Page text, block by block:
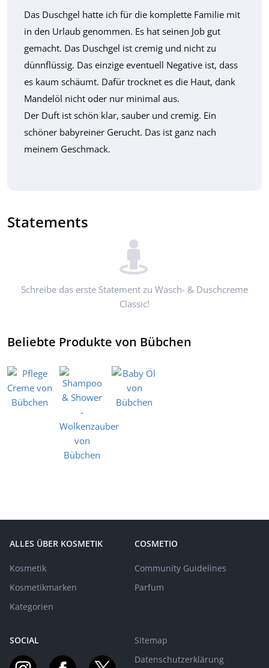
Das Duschgel hatte ich für die komplette Familie mit
in den Urlaub genommen. Es hat seinen Job gut
gemacht. Das Duschgel ist cremig und nicht zu
dünnflüssig. Das einzige eventuell Negative ist, dass
es kaum schäumt. Dafür trocknet es die Haut, dank
Mandelöl nicht oder nur minimal aus.
Der Duft ist schön klar, sauber und cremig. Ein
schöner babyreiner Gerucht. Das ist ganz nach
meinem Geschmack.
Statements
Schreibe das erste Statement zu Wasch- & Duschcreme
Classic!
Beliebte Produkte von Bübchen
ALLES ÜBER KOSMETIK
Kosmetik
Kosmetikmarken
Kategorien
COSMETIO
Community Guidelines
Parfum
SOCIAL
Sitemap
Datenschutzerklärung